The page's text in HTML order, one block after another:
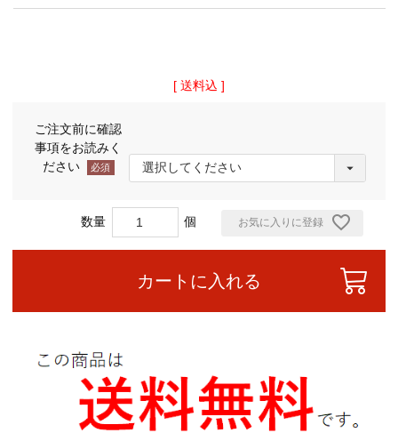
送料込
ご注文前に確認
事項をお読みく
ださい
お気に入りに登録
カートに入れる